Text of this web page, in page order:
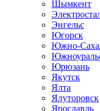
Шымкент
Энгельс
Югорск
Южно-
Юрюзань
Якутск
Ялта
Ялуторовск
Ярославль